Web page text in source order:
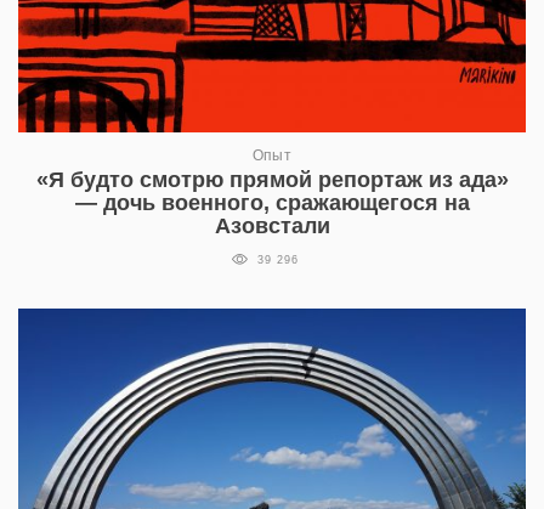
Опыт
«Я будто смотрю прямой репортаж из ада»
— дочь военного, сражающегося на
Азовстали
39 296